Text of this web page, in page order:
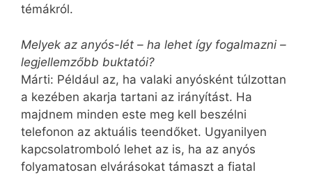
témákról.
Melyek az anyós-lét – ha lehet így fogalmazni –
legjellemzőbb buktatói?
Márti: Például az, ha valaki anyósként túlzottan
a kezében akarja tartani az irányítást. Ha
majdnem minden este meg kell beszélni
telefonon az aktuális teendőket. Ugyanilyen
kapcsolatromboló lehet az is, ha az anyós
folyamatosan elvárásokat támaszt a fiatal